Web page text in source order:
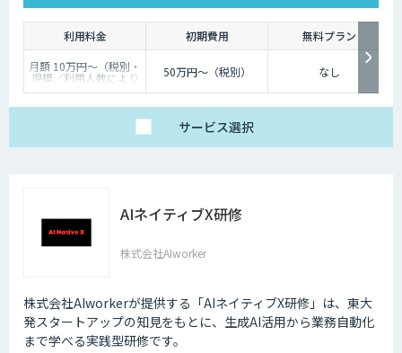
利用料金 初期費用
無料プラン
月額 10万円〜（税別・
規模／利用人数により
個別見積）
50万円〜（税別） なし
サービス選択
AIネイティブX研修
株式会社AIworker
株式会社AIworkerが提供する「AIネイティブX研修」は、東大
発スタートアップの知見をもとに、生成AI活用から業務自動化
まで学べる実践型研修です。